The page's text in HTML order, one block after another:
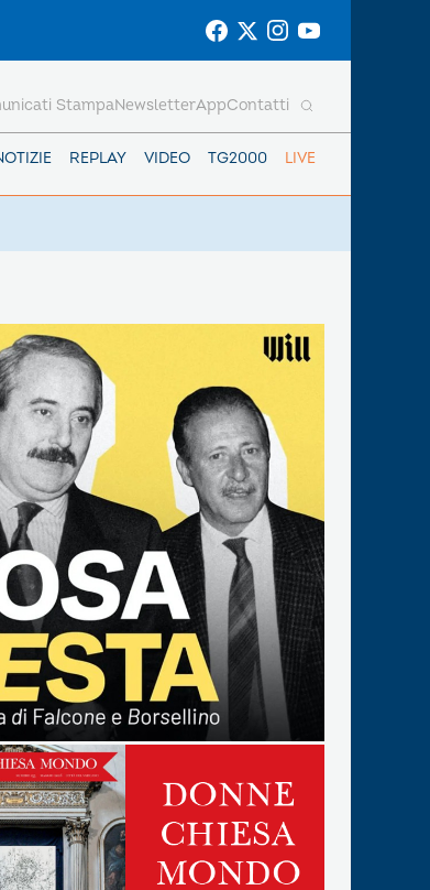
REPLAY VIDEO TG2000 LIVE
StampaNewsletterAppContatti